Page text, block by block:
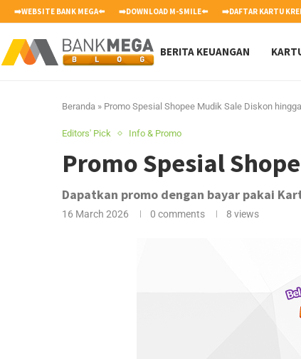
➡️WEBSITE BANK MEGA⬅️ ➡️DOWNLOAD M-SMILE⬅️ ➡️DAFTAR KARTU
BERITA KEUANGAN
Beranda » Promo Spesial Shopee Mudik Sale Diskon
Editors' Pick Info & Promo
Promo Spesial
Dapatkan promo dengan bayar pakai
16 March 2026 0 comments 8 views